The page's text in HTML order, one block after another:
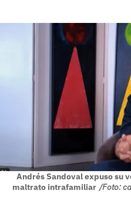
Andrés Sandoval expuso su
maltrato intrafamiliar /Foto: